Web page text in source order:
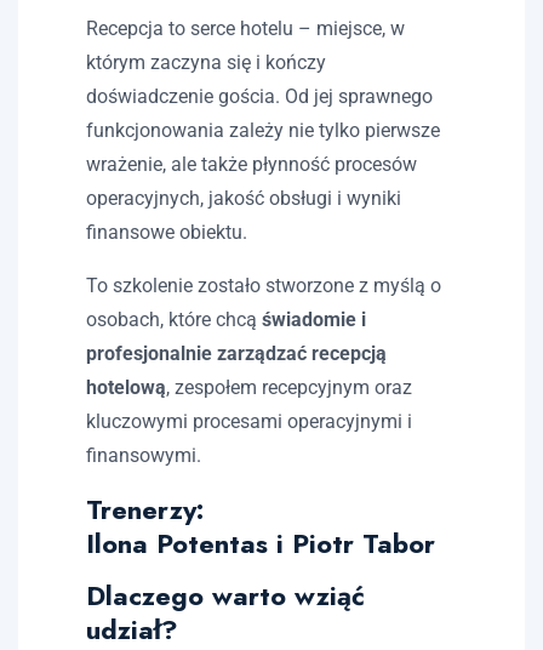
Recepcja to serce hotelu – miejsce, w
którym zaczyna się i kończy
doświadczenie gościa. Od jej sprawnego
funkcjonowania zależy nie tylko pierwsze
wrażenie, ale także płynność procesów
operacyjnych, jakość obsługi i wyniki
finansowe obiektu.
To szkolenie zostało stworzone z myślą o
osobach, które chcą świadomie i
profesjonalnie zarządzać recepcją
hotelową, zespołem recepcyjnym oraz
kluczowymi procesami operacyjnymi i
finansowymi.
Trenerzy:
Ilona Potentas i Piotr Tabor
Dlaczego warto wziąć
udział?